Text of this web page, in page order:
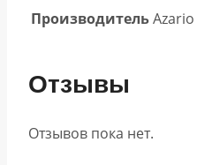
ПроизводительAzario
Отзывы
Отзывов пока нет.